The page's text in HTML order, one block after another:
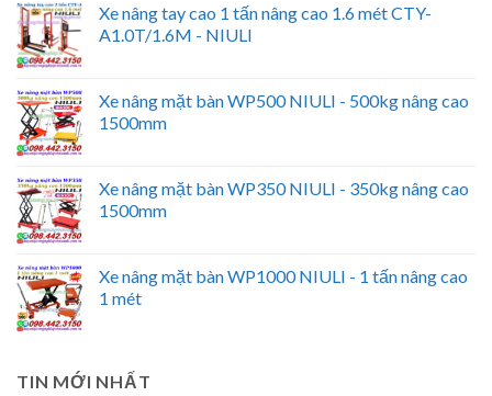
Xe nâng tay cao 1 tấn nâng cao 1.6 mét CTY-
A1.0T/1.6M - NIULI
Xe nâng mặt bàn WP500 NIULI - 500kg nâng cao
1500mm
Xe nâng mặt bàn WP350 NIULI - 350kg nâng cao
1500mm
Xe nâng mặt bàn WP1000 NIULI - 1 tấn nâng cao
1 mét
TIN MỚI NHẤT